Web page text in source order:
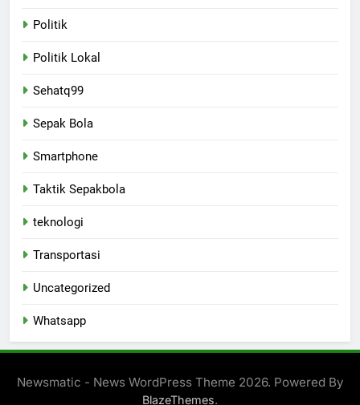
Politik
Politik Lokal
Sehatq99
Sepak Bola
Smartphone
Taktik Sepakbola
teknologi
Transportasi
Uncategorized
Whatsapp
Newsmatic - News WordPress Theme 2026. Powered By
BlazeThemes.